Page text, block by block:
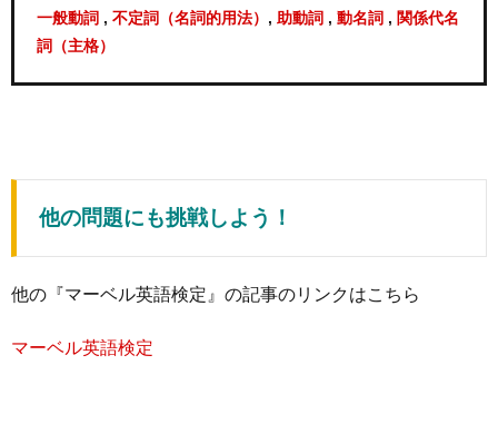
一般動詞 , 不定詞（名詞的用法） , 助動詞 , 動名詞 , 関係代名
詞（主格）
他の問題にも挑戦しよう！
他の『マーベル英語検定』の記事のリンクはこちら
マーベル英語検定